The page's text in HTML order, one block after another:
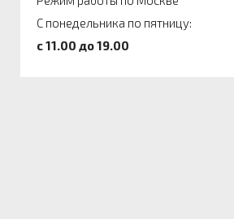
С понедельника по пятницу:
c 11.00 до 19.00